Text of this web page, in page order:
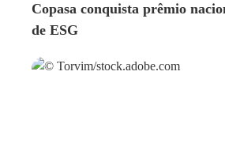
Copasa conquista prêmio
de ESG